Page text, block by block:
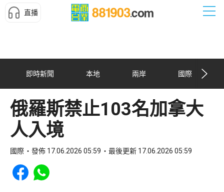
直播
即時新聞 本地 兩岸 國際
俄羅斯禁止103名加拿大
人入境
國際 發佈 17.06.2026 05:59 最後更新 17.06.2026 05:59
Share to Facebook
Share to WhatsApp